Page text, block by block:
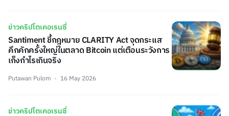
ข่าวคริปโตเคอเรนซี่
Santiment ชี้กฎหมาย CLARITY Act จุดกระแส
คึกคักครั้งใหญ่ในตลาด Bitcoin แต่เตือนระวังการ
เก็งกำไรเกินจริง
Putawan Pulom 16 May 2026
ข่าวคริปโตเคอเรนซี่